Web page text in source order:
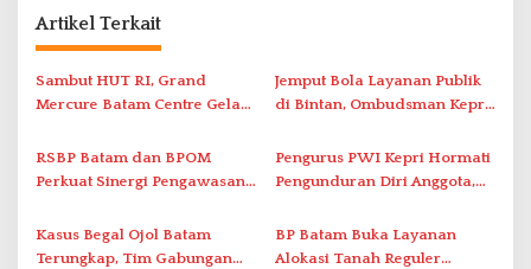
a
s
i
p
o
s
Artikel Terkait
Sambut HUT RI, Grand
Mercure Batam Centre Gelar
Nusantara’
Jemput Bola Layanan Publik
di Bintan, Ombudsman Kepri
Solar Nelayan
RSBP Batam dan BPOM
Perkuat Sinergi Pengawasan
Pelayanan Kefarmasian
Pengurus PWI Kepri Hormati
Pengunduran Diri Anggota,
Administrasi ke Pusat
Kasus Begal Ojol Batam
Terungkap, Tim Gabungan
BP Batam Buka Layanan
Alokasi Tanah Reguler